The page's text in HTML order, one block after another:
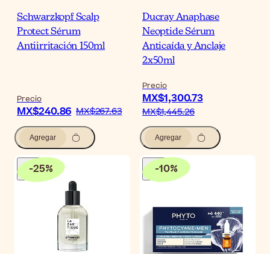
Schwarzkopf Scalp
Protect Sérum
Antiirritación 150ml
Precio
MX$240.86 MX$267.63
Agregar
Ducray Anaphase
Neoptide Sérum
Anticaída y Anclaje
2x50ml
Precio
MX$1,300.73
MX$1,445.26
Agregar
-25% -10%